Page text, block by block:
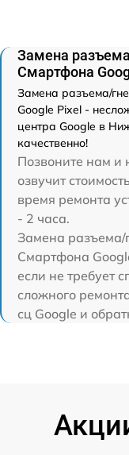
Замена
Смартфона
Замена разъема/
Google Pixel -
центра Google в
качественно!
Позвоните нам и
озвучит
время ремонта
- 2 часа.
Замена разъема/
Смартфона
если не требует
сложного
сц Google и